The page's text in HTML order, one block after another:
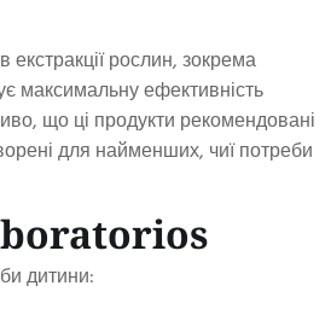
екстракції рослин, зокрема
максимальну ефективність
що ці продукти рекомендовані
для найменших, чиї потреби
дитини: